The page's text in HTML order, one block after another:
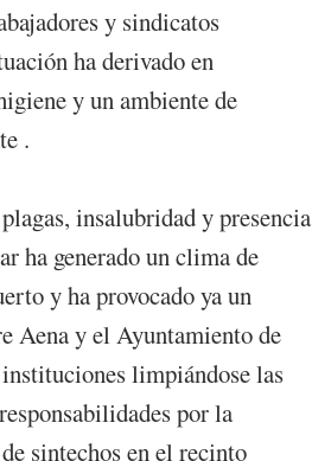
y sindicatos
ha derivado en
y un ambiente de
.
insalubridad y presencia
ha generado un clima de
y ha provocado ya un
Aena y el Ayuntamiento de
limpiándose las
por la
sintechos en el recinto